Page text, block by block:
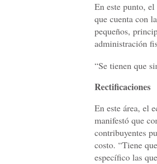
En este punto,
que cuenta con
pequeños,
administración
“Se tienen que
Rectificaciones
En este área, el
manifestó que
contribuyentes
costo. “Tiene
específico las